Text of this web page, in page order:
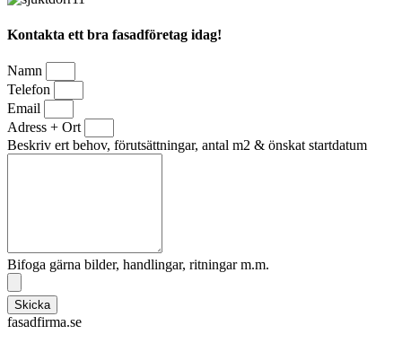
Kontakta ett bra fasadföretag idag!
Namn
Telefon
Email
Adress + Ort
Beskriv ert behov, förutsättningar, antal m2 & önskat startdatum
Bifoga gärna bilder, handlingar, ritningar m.m.
Skicka
fasadfirma.se